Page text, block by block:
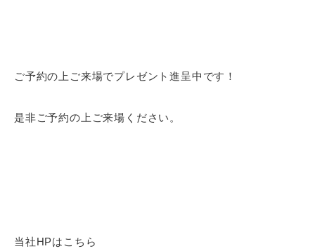
ご予約の上ご来場でプレゼント進呈中です！
是非ご予約の上ご来場ください。
当社HPはこちら